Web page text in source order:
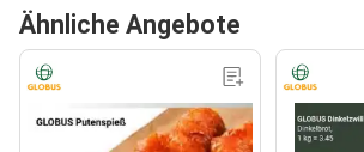
Ähnliche Angebote